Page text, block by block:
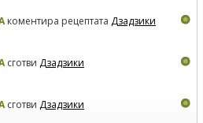
коментира рецептата Дзадзики
сготви Дзадзики
сготви Дзадзики